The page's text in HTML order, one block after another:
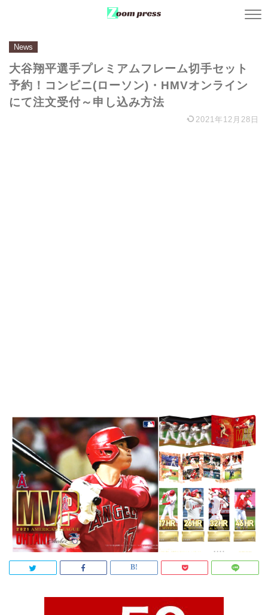
News
大谷翔平選手プレミアムフレーム切手セット
予約！コンビニ(ローソン)・HMVオンライン
にて注文受付～申し込み方法
2021年12月28日